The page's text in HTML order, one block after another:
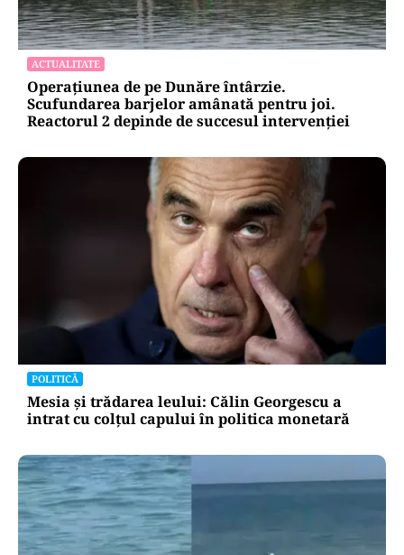
ACTUALITATE
Operațiunea de pe Dunăre întârzie.
Scufundarea barjelor amânată pentru joi.
Reactorul 2 depinde de succesul intervenției
POLITICĂ
Mesia și trădarea leului: Călin Georgescu a
intrat cu colțul capului în politica monetară